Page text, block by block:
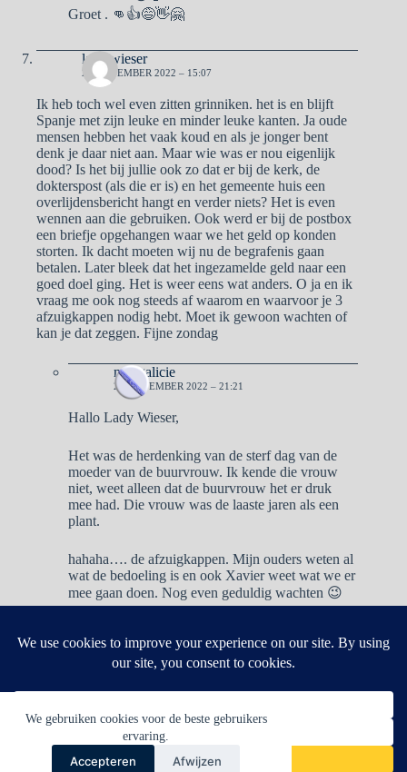
We gebruiken cookies voor de beste gebruikers
ervaring.
Accepteren Afwijzen
Groet . 👊👍😅👋🤗
lady wieser
20 NOVEMBER 2022 – 15:07
Ik heb toch wel even zitten grinniken. het is en blijft
Spanje met zijn leuke en minder leuke kanten. Ja oude
mensen hebben het vaak koud en als je jonger bent
denk je daar niet aan. Maar wie was er nou eigenlijk
dood? Is het bij jullie ook zo dat er bij de kerk, de
dokterspost (als die er is) en het gemeente huis een
overlijdensbericht hangt en verder niets? Het is even
wennen aan die gebruiken. Ook werd er bij de postbox
een briefje opgehangen waar we het geld op konden
storten. Ik dacht moeten wij nu de begrafenis gaan
betalen. Later bleek dat het ingezamelde geld naar een
goed doel ging. Het is weer eens wat anders. O ja en ik
vraag me ook nog steeds af waarom en waarvoor je 3
afzuigkappen nodig hebt. Moet ik gewoon wachten of
kan je dat zeggen. Fijne zondag
naargalicie
20 NOVEMBER 2022 – 21:21
Hallo Lady Wieser,
Het was de herdenking van de sterf dag van de
moeder van de buurvrouw. Ik kende die vrouw
niet, weet alleen dat de buurvrouw het er druk
mee had. Die vrouw was de laaste jaren als een
plant.
hahaha…. de afzuigkappen. Mijn ouders weten al
wat de bedoeling is en ook Xavier weet wat we er
mee gaan doen. Nog even geduldig wachten 😉
Reacties zijn gesloten.